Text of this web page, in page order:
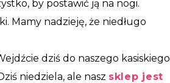
by postawić ją na nogi.
Mamy nadzieję, że niedługo
dziś do naszego kasiskiego
niedziela, ale nasz sklep jest